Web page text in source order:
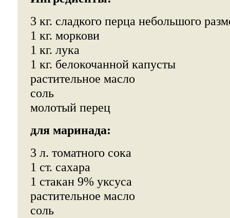
3 кг. сладкого перца небольшого
1 кг. моркови
1 кг. лука
1 кг. белокочанной капусты
растительное масло
соль
молотый перец
для маринада:
3 л. томатного сока
1 ст. сахара
1 стакан 9% уксуса
растительное масло
соль